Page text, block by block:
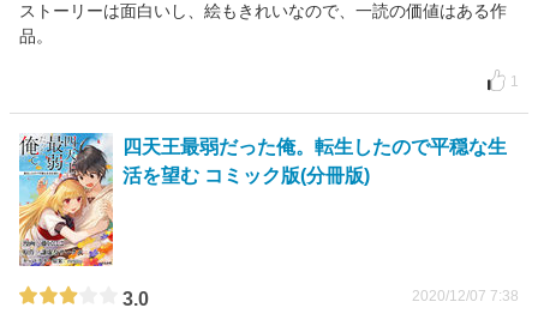
ストーリーは面白いし、絵もきれいなので、一読の価値はある作
品。
1
四天王最弱だった俺。転生したので平穏な生
活を望む コミック版(分冊版)
3.0 2020/12/07 7:38